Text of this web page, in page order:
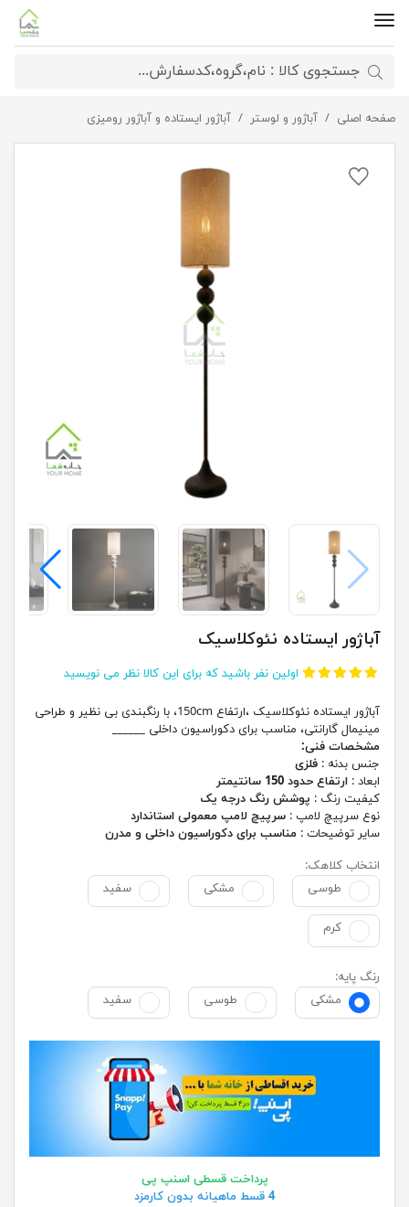
صفحه اصلی آباژور و لوستر آباژور ایستاده و آباژور رومیزی آباژور ایستاده نئوکلاسیک
آباژور ایستاده نئوکلاسیک
اولین نفر باشید که برای این کالا نظر می نویسید
آباژور ایستاده نئوکلاسیک ،ارتفاع 150cm، با رنگبندی بی نظیر و طراحی
مینیمال گارانتی، مناسب برای دکوراسیون داخلی ______
مشخصات فنی:
جنس بدنه : فلزی
ابعاد : ارتفاع حدود 150 سانتیمتر
کیفیت رنگ : پوشش رنگ درجه یک
نوع سرپیچ لامپ : سرپیچ لامپ معمولی استاندارد
سایر توضیحات : مناسب برای دکوراسیون داخلی و مدرن
انتخاب کلاهک:
طوسی
مشکی سفید
کرم
رنگ پایه:
مشکی
طوسی سفید
پرداخت قسطی اسنپ پی
4 قسط ماهیانه بدون کارمزد